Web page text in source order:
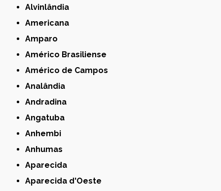
Alvinlândia
Americana
Amparo
Américo Brasiliense
Américo de Campos
Analândia
Andradina
Angatuba
Anhembi
Anhumas
Aparecida
Aparecida d'Oeste